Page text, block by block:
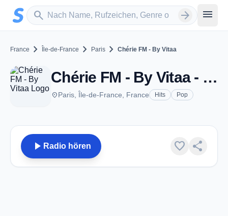
Zum Hauptinhalt springen
search
Sender suchen arrow_forward menu
France chevron_right Île-de-France chevron_right Paris chevron_right Chérie FM - By Vitaa
Chérie FM - By Vitaa - Paris
placeParis, Île-de-France, France Hits Pop
play_arrow Radio hören favorite share